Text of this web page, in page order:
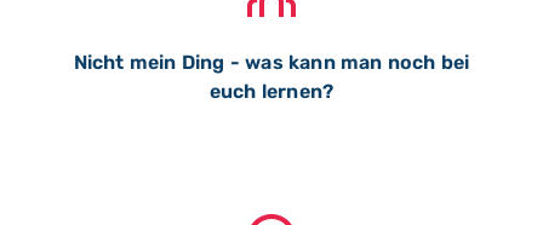
Nicht mein Ding - was kann man noch bei
euch lernen?